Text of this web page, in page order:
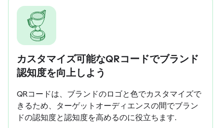
カスタマイズ可能なQRコードでブランド
認知度を向上しよう
QRコードは、ブランドのロゴと色でカスタマイズで
きるため、ターゲットオーディエンスの間でブラン
ドの認知度と認知度を高めるのに役立ちます.